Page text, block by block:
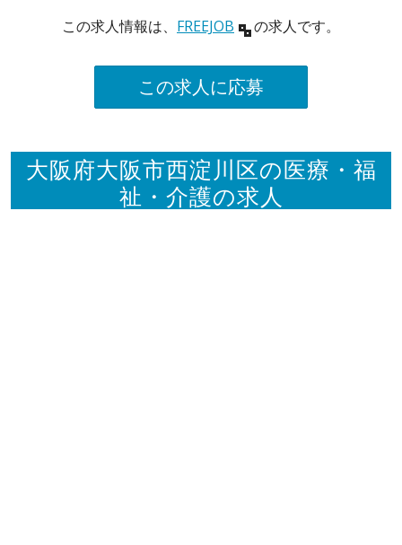
この求人情報は、 FREEJOB の求人です。
この求人に応募
大阪府大阪市西淀川区の医療・福
祉・介護の求人